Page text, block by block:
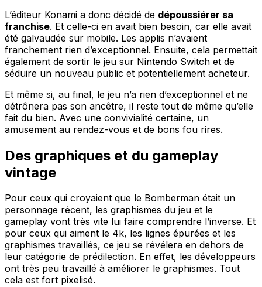
L’éditeur Konami a donc décidé de dépoussiérer sa
franchise. Et celle-ci en avait bien besoin, car elle avait
été galvaudée sur mobile. Les applis n’avaient
franchement rien d’exceptionnel. Ensuite, cela permettait
également de sortir le jeu sur Nintendo Switch et de
séduire un nouveau public et potentiellement acheteur.
Et même si, au final, le jeu n’a rien d’exceptionnel et ne
détrônera pas son ancêtre, il reste tout de même qu’elle
fait du bien. Avec une convivialité certaine, un
amusement au rendez-vous et de bons fou rires.
Des graphiques et du gameplay
vintage
Pour ceux qui croyaient que le Bomberman était un
personnage récent, les graphismes du jeu et le
gameplay vont très vite lui faire comprendre l’inverse. Et
pour ceux qui aiment le 4k, les lignes épurées et les
graphismes travaillés, ce jeu se révélera en dehors de
leur catégorie de prédilection. En effet, les développeurs
ont très peu travaillé à améliorer le graphismes. Tout
cela est fort pixelisé.